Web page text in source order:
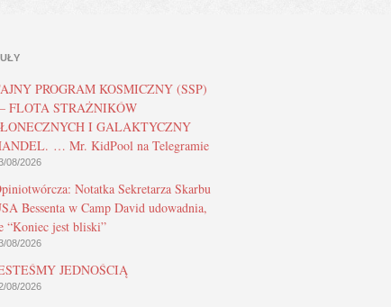
PROGRAM KOSMICZNY (SSP)
FLOTA STRAŻNIKÓW
I GALAKTYCZNY
… Mr. KidPool na Telegramie
08/2026
Notatka Sekretarza Skarbu
Bessenta w Camp David udowadnia,
“Koniec jest bliski”
08/2026
JEDNOŚCIĄ
08/2026